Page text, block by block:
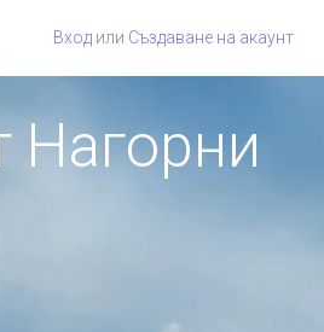
Вход или Създаване на акаунт
Нагорни